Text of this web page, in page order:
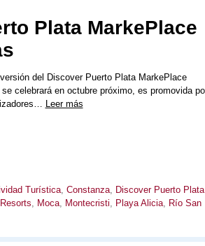
Plata MarkePlace
del Discover Puerto Plata MarkePlace
celebrará en octubre próximo, es promovida
Leer más
Turística, Constanza, Discover Puerto Plata
Moca, Montecristi Playa Alicia, Río San